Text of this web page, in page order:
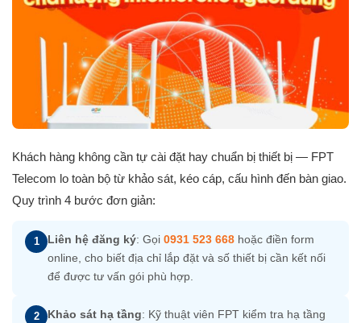
Khách hàng không cần tự cài đặt hay chuẩn bị thiết bị — FPT
Telecom lo toàn bộ từ khảo sát, kéo cáp, cấu hình đến bàn giao.
Quy trình 4 bước đơn giản:
1 Liên hệ đăng ký: Gọi 0931 523 668 hoặc điền form
online, cho biết địa chỉ lắp đặt và số thiết bị cần kết nối
để được tư vấn gói phù hợp.
2 Khảo sát hạ tầng: Kỹ thuật viên FPT kiểm tra hạ tầng